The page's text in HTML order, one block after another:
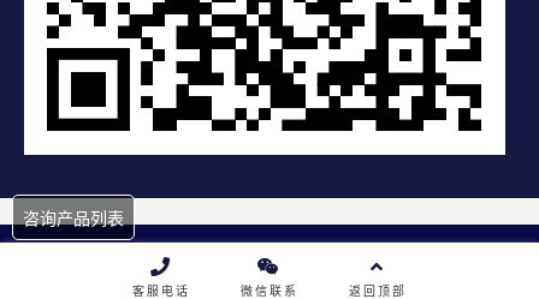
Copyright © 2019 深圳市菲尼基科技有限公司 |粤ICP备19078891
号
咨询产品列表
客服电话 微信联系 返回顶部